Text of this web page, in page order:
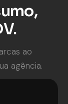
ao
agência.